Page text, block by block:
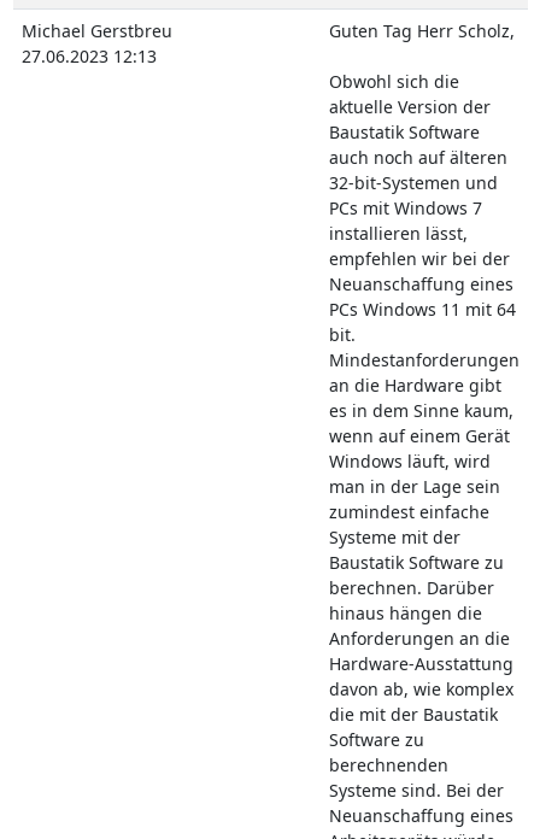
Michael Gerstbreu
27.06.2023 12:13
Guten Tag Herr Scholz,
Obwohl sich die
aktuelle Version der
Baustatik Software
auch noch auf älteren
32-bit-Systemen und
PCs mit Windows 7
installieren lässt,
empfehlen wir bei der
Neuanschaffung eines
PCs Windows 11 mit 64
bit.
Mindestanforderungen
an die Hardware gibt
es in dem Sinne kaum,
wenn auf einem Gerät
Windows läuft, wird
man in der Lage sein
zumindest einfache
Systeme mit der
Baustatik Software zu
berechnen. Darüber
hinaus hängen die
Anforderungen an die
Hardware-Ausstattung
davon ab, wie komplex
die mit der Baustatik
Software zu
berechnenden
Systeme sind. Bei der
Neuanschaffung eines